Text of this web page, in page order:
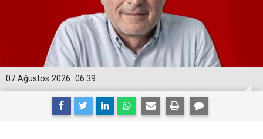
06:39
07 Ağustos 2026